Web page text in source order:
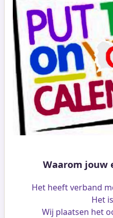
Waarom jouw
Het heeft verband
Het
Wij plaatsen het